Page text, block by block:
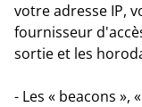
votre adresse IP,
fournisseur
sortie et les
- Les « beacons »,